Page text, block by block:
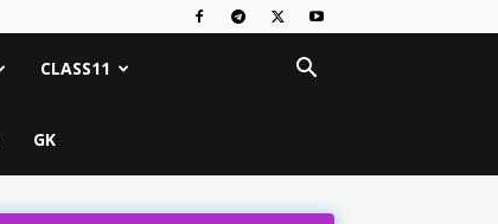
CLASS11
GK